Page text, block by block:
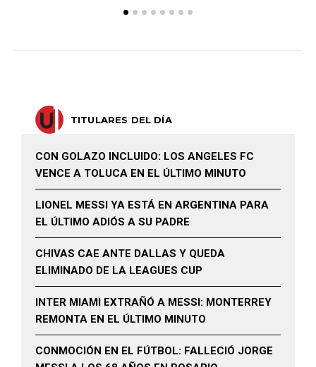
TITULARES DEL DÍA
CON GOLAZO INCLUIDO: LOS ANGELES FC
VENCE A TOLUCA EN EL ÚLTIMO MINUTO
LIONEL MESSI YA ESTÁ EN ARGENTINA PARA
EL ÚLTIMO ADIÓS A SU PADRE
CHIVAS CAE ANTE DALLAS Y QUEDA
ELIMINADO DE LA LEAGUES CUP
INTER MIAMI EXTRAÑÓ A MESSI: MONTERREY
REMONTA EN EL ÚLTIMO MINUTO
CONMOCIÓN EN EL FÚTBOL: FALLECIÓ JORGE